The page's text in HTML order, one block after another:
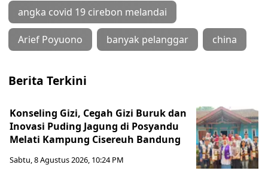
angka covid 19 cirebon melandai
Arief Poyuono banyak pelanggar china
Berita Terkini
Konseling Gizi, Cegah Gizi Buruk dan
Inovasi Puding Jagung di Posyandu
Melati Kampung Cisereuh Bandung
Sabtu, 8 Agustus 2026, 10:24 PM